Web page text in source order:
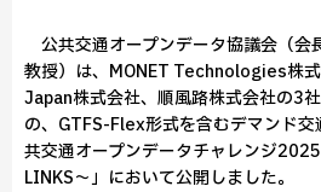
公共交通オープンデータ協議会（会
教授）は、MONET Technologies株
Japan株式会社、順風路株式会社の3
の、GTFS-Flex形式を含むデマンド
共交通オープンデータチャレンジ
LINKS～」において公開しました。